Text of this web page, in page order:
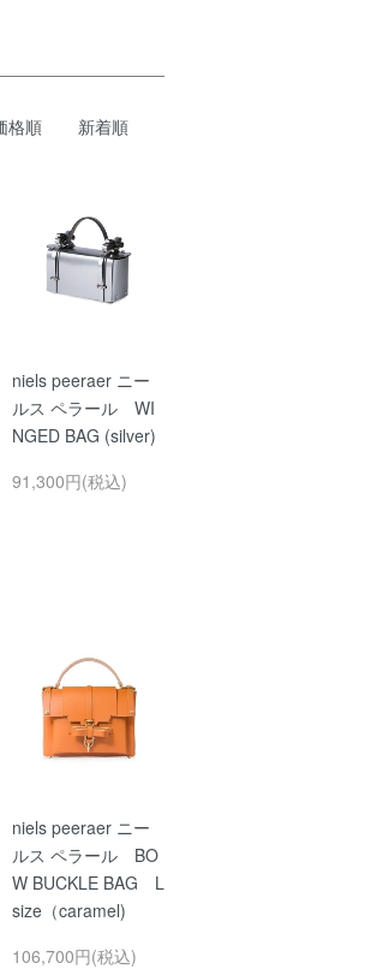
格順 新着順
niels peeraer ニー
ルス ペラール WI
NGED BAG (silver)
91,300円(税込)
niels peeraer ニー
ルス ペラール BO
W BUCKLE BAG L
size（caramel)
106,700円(税込)